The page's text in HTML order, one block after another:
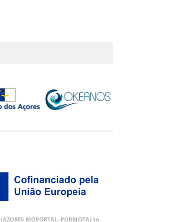
BIOPORTAL–PORBIOTA) to